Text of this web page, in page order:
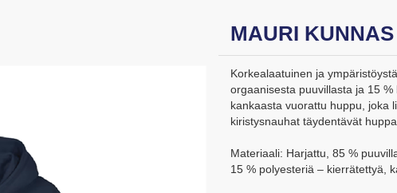
MAURI
Korkealaatuinen ja
orgaanisesta puuvillasta ja 15
kankaasta vuorattu huppu, joka
kiristysnauhat täydentävät
Materiaali: Harjattu, 85 %
15 % polyesteriä – kierrätettyä,